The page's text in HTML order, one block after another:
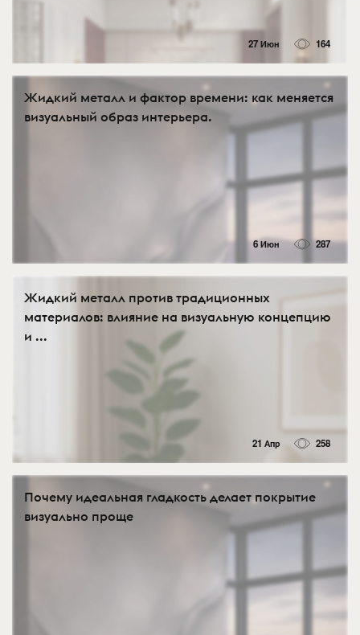
27 Июн 164
Жидкий металл и фактор времени: как меняется
визуальный образ интерьера.
6 Июн 287
Жидкий металл против традиционных
материалов: влияние на визуальную концепцию
и ...
21 Апр 258
Почему идеальная гладкость делает покрытие
визуально проще